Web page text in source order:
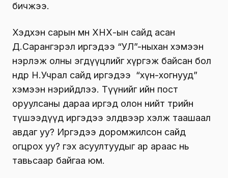
бичжээ.
Хэдхэн сарын өмнө ХНХ-ын сайд асан
Д.Сарангэрэл иргэдээ “УЛ”-ныхан хэмээн
нэрлэж олны эгдүүцлийг хүргэж байсан бол
өнөөдөр Н.Учрал сайд иргэдээ “хүн-хогнууд”
хэмээн нэрийдлээ. Түүнийг ийн пост
оруулсаны дараа иргэд олон нийт төрийн
түшээдүүд иргэдээ элдвээр хэлж таашаал
авдаг уу? Иргэдээ доромжилсон сайд
огцрох уу? гэх асуултуудыг ар араас нь
тавьсаар байгаа юм.